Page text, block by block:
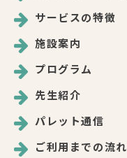
サービスの特徴
施設案内
プログラム
先生紹介
パレット通信
ご利用までの流れ